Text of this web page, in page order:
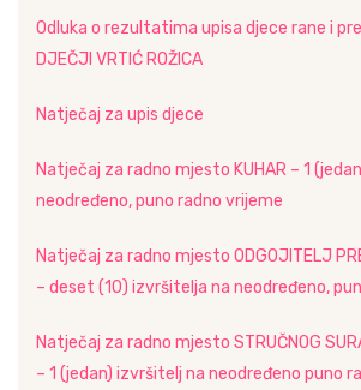
Odluka o rezultatima upisa djece rane i
DJEČJI VRTIĆ ROŽICA
Natječaj za upis djece
Natječaj za radno mjesto KUHAR – 1
neodređeno, puno radno vrijeme
Natječaj za radno mjesto ODGOJITELJ
– deset (10) izvršitelja na neodređeno,
Natječaj za radno mjesto STRUČNOG
– 1 (jedan) izvršitelj na neodređeno puno